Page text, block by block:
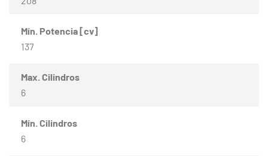
Mín. Potencia [cv]
137
Max. Cilindros
6
Mín. Cilindros
6